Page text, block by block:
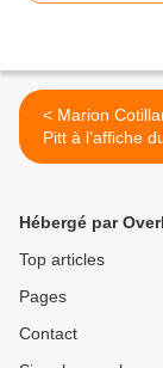
< Marion Cotillard et Brad
Pitt à l’affiche
film de Robert
Hébergé par
Top articles
Pages
Contact